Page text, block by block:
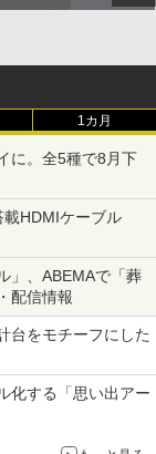
1カ月
に。全5種で8月下
HDMIケーブル
」、ABEMAで「葬
配信情報
台をモチーフにした
化する「思い出アー